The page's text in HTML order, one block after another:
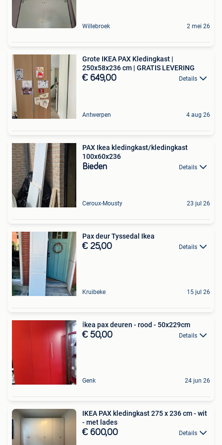
Willebroek 2 mei 26
Grote IKEA PAX Kledingkast |
250x58x236 cm | GRATIS LEVERING
€ 649,00 Details
Antwerpen 4 aug 26
PAX Ikea kledingkast/kledingkast
100x60x236
Bieden Details
Ceroux-Mousty 23 jul 26
Pax deur Tyssedal Ikea
€ 25,00 Details
Kruibeke 15 jul 26
İkea pax deuren - rood - 50x229cm
€ 50,00 Details
Genk 24 jun 26
IKEA PAX kledingkast 275 x 236 cm - wit
- met lades
€ 600,00 Details